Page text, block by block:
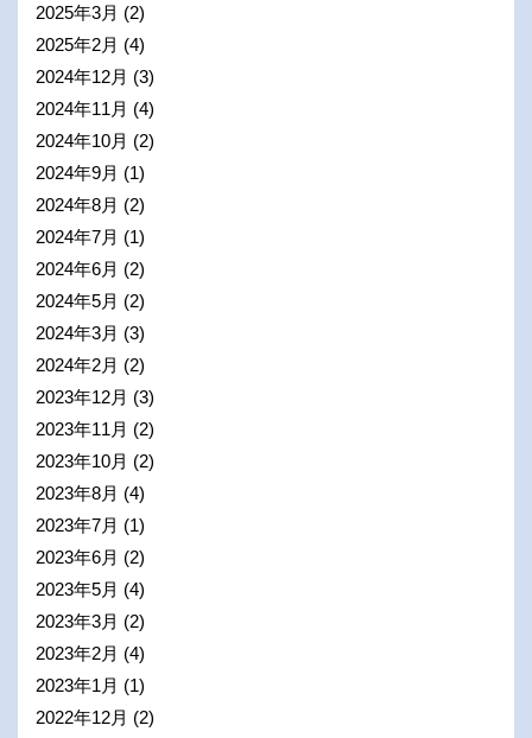
2025年3月 (2)
2025年2月 (4)
2024年12月 (3)
2024年11月 (4)
2024年10月 (2)
2024年9月 (1)
2024年8月 (2)
2024年7月 (1)
2024年6月 (2)
2024年5月 (2)
2024年3月 (3)
2024年2月 (2)
2023年12月 (3)
2023年11月 (2)
2023年10月 (2)
2023年8月 (4)
2023年7月 (1)
2023年6月 (2)
2023年5月 (4)
2023年3月 (2)
2023年2月 (4)
2023年1月 (1)
2022年12月 (2)